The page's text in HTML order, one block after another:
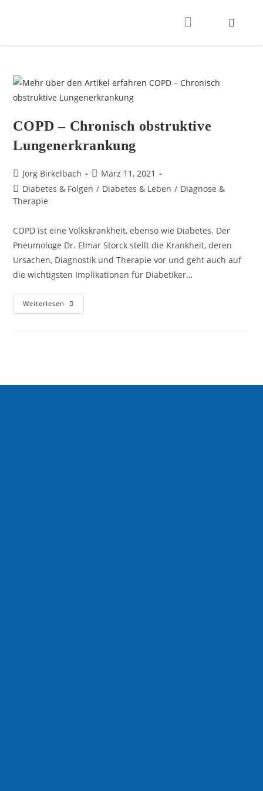
COPD – Chronisch obstruktive
Lungenerkrankung
Jörg Birkelbach
März 11, 2021
Diabetes & Folgen / Diabetes & Leben / Diagnose &
Therapie
COPD ist eine Volkskrankheit, ebenso wie Diabetes. Der
Pneumologe Dr. Elmar Storck stellt die Krankheit, deren
Ursachen, Diagnostik und Therapie vor und geht auch auf
die wichtigsten Implikationen für Diabetiker…
Weiterlesen